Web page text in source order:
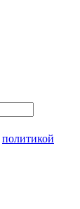
политикой